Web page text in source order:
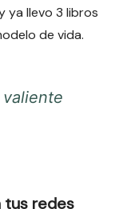
ya llevo 3 libros
de vida.
tus redes